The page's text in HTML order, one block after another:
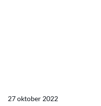
27 oktober 2022